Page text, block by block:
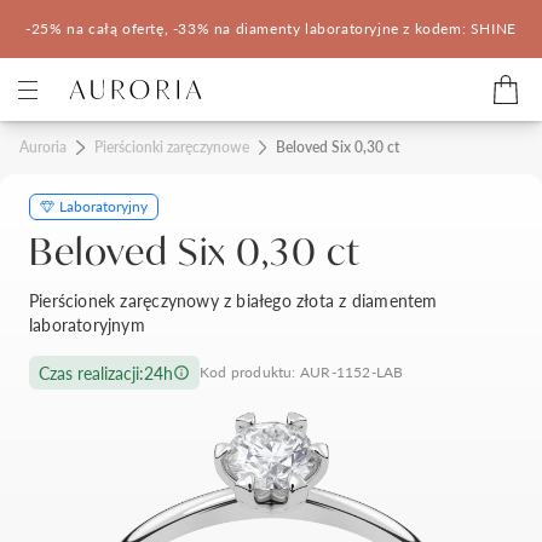
-25% na całą ofertę, -33% na diamenty laboratoryjne z kodem: SHINE
Kategorie
Pierścionki zaręczynowe
Pomocne
Salony Auroria
Salon Auroria Arkadia
Korzyści z zakupu
Auroria Pierścionki zaręczynowe Beloved Six 0,30 ct
Laboratoryjny
Beloved Six 0,30 ct
Pierścionek zaręczynowy z białego złota z diamentem
laboratoryjnym
Czas realizacji:24h Kod produktu: AUR-1152-LAB